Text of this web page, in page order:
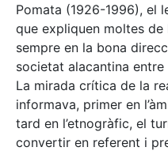
Pomata (1926-1996), el
que expliquen moltes
sempre en la bona
societat alacantina
La mirada crítica de la
informava, primer en
tard en l’etnogràfic, el
convertir en referent i